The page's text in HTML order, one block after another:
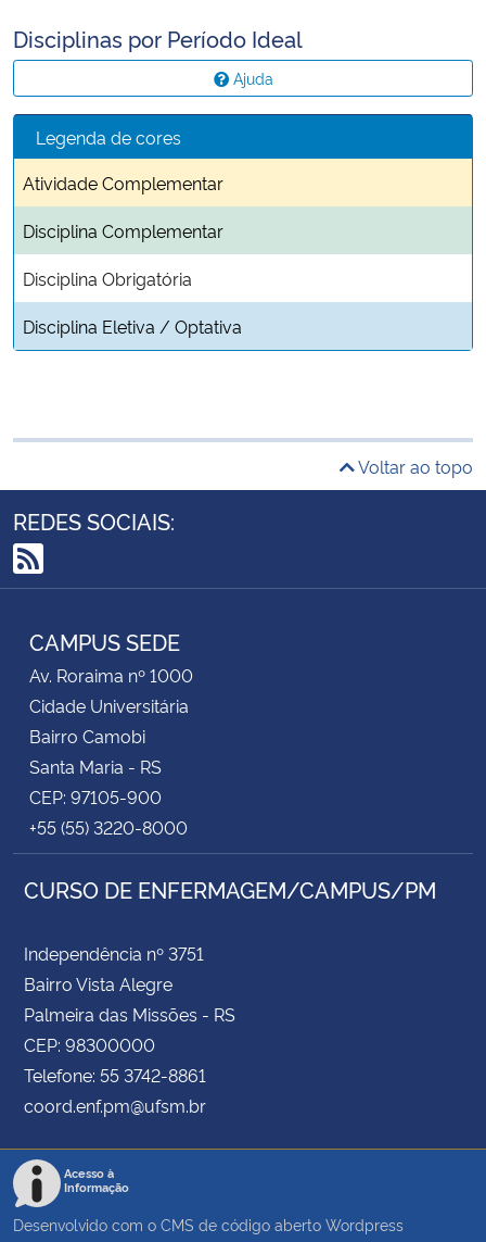
Disciplinas por Período Ideal
Ajuda
Legenda de cores
Atividade Complementar
Disciplina Complementar
Disciplina Obrigatória
Disciplina Eletiva / Optativa
Voltar ao topo
REDES SOCIAIS:
RSS
CAMPUS SEDE
Av. Roraima nº 1000
Cidade Universitária
Bairro Camobi
Santa Maria - RS
CEP: 97105-900
+55 (55) 3220-8000
CURSO DE ENFERMAGEM/CAMPUS/PM
Independência nº 3751
Bairro Vista Alegre
Palmeira das Missões - RS
CEP: 98300000
Telefone: 55 3742-8861
coord.enf.pm@ufsm.br
Acesso à
Informação
Desenvolvido com o CMS de código aberto Wordpress